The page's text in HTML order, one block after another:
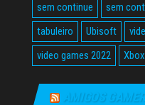
sem continue
sem
tabuleiro
Ubisoft
video games 2022
Xbox
AMIGOS